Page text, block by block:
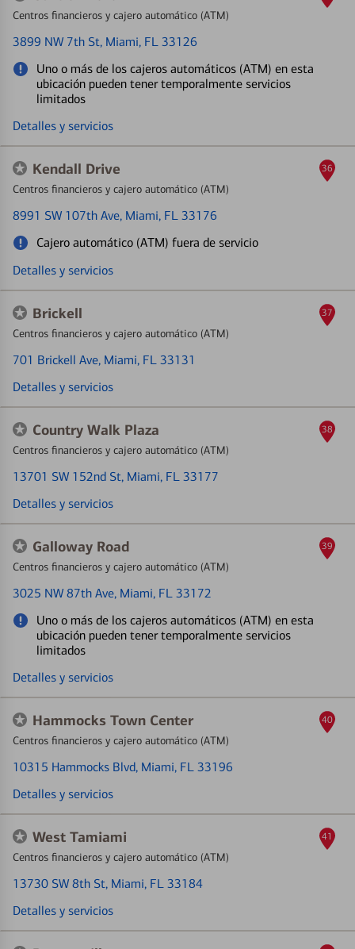
Centros financieros y cajero automático (ATM)
3899 NW 7th St, Miami, FL 33126
Uno o más de los cajeros automáticos (ATM) en esta
ubicación pueden tener temporalmente servicios
limitados
Detalles y servicios
Kendall Drive
Centros financieros y cajero automático (ATM)
8991 SW 107th Ave, Miami, FL 33176
Cajero automático (ATM) fuera de servicio
Detalles y servicios
36
Brickell
Centros financieros y cajero automático (ATM)
701 Brickell Ave, Miami, FL 33131
Detalles y servicios
37
Country Walk Plaza
Centros financieros y cajero automático (ATM)
13701 SW 152nd St, Miami, FL 33177
Detalles y servicios
38
Galloway Road
Centros financieros y cajero automático (ATM)
3025 NW 87th Ave, Miami, FL 33172
Uno o más de los cajeros automáticos (ATM) en esta
ubicación pueden tener temporalmente servicios
limitados
Detalles y servicios
39
Hammocks Town Center
Centros financieros y cajero automático (ATM)
10315 Hammocks Blvd, Miami, FL 33196
Detalles y servicios
40
West Tamiami
Centros financieros y cajero automático (ATM)
13730 SW 8th St, Miami, FL 33184
Detalles y servicios
41